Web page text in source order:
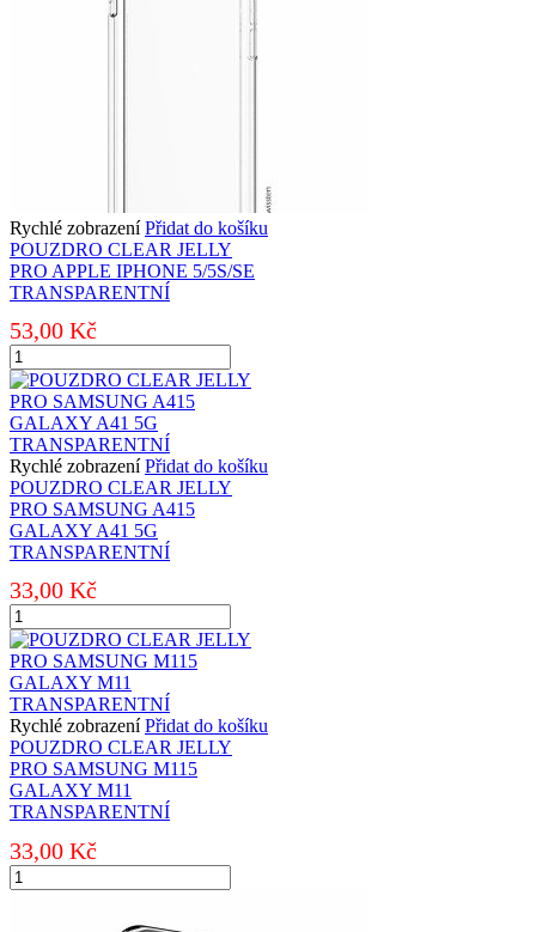
Rychlé zobrazení Přidat do košíku
POUZDRO CLEAR JELLY
PRO APPLE IPHONE 5/5S/SE
TRANSPARENTNÍ
53,00 Kč
POUZDRO
CLEAR
JELLY
PRO
APPLE
IPHONE
5/5S/SE
TRANSPARENTNÍ
množství
Rychlé zobrazení Přidat do košíku
POUZDRO CLEAR JELLY
PRO SAMSUNG A415
GALAXY A41 5G
TRANSPARENTNÍ
33,00 Kč
POUZDRO
CLEAR
JELLY
PRO
SAMSUNG
A415
GALAXY
A41
5G
TRANSPARENTNÍ
Rychlé zobrazení Přidat do košíku
POUZDRO CLEAR JELLY
PRO SAMSUNG M115
GALAXY M11
TRANSPARENTNÍ
33,00 Kč
POUZDRO
CLEAR